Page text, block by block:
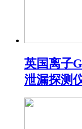
英国离子
泄漏探测